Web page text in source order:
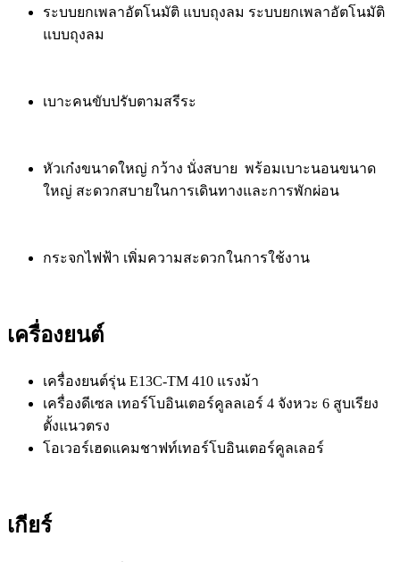
ระบบยกเพลาอัตโนมัติ แบบถุงลม ระบบยกเพลาอัตโนมัติ
แบบถุงลม
เบาะคนขับปรับตามสรีระ
หัวเก๋งขนาดใหญ่ กว้าง นั่งสบาย พร้อมเบาะนอนขนาด
ใหญ่ สะดวกสบายในการเดินทางและการพักผ่อน
กระจกไฟฟ้า เพิ่มความสะดวกในการใช้งาน
เครื่องยนต์
เครื่องยนต์รุ่น E13C-TM 410 แรงม้า
เครื่องดีเซล เทอร์โบอินเตอร์คูลลเอร์ 4 จังหวะ 6 สูบเรียง
ตั้งแนวตรง
โอเวอร์เฮดแคมชาฟท์เทอร์โบอินเตอร์คูลเลอร์
เกียร์